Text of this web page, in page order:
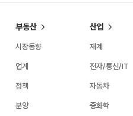
부동산
시장동향
업계
정책
분양
산업
재계
전자/통신/IT
자동차
중화학